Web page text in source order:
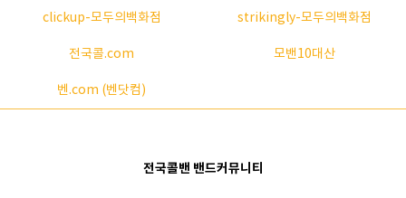
clickup-모두의백화점 strikingly-모두의백화점
전국콜.com 모밴10대산
벤.com (벤닷컴)
전국콜밴 밴드커뮤니티